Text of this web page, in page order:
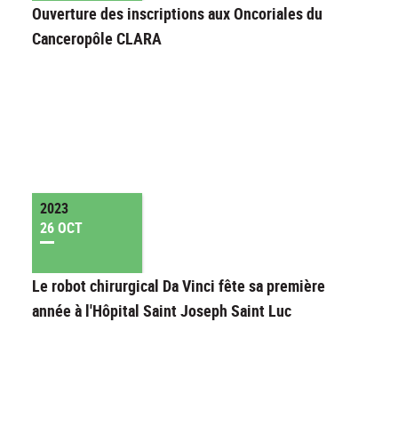
Ouverture des inscriptions aux Oncoriales du
Canceropôle CLARA
2023
26 OCT
Le robot chirurgical Da Vinci fête sa première
année à l'Hôpital Saint Joseph Saint Luc